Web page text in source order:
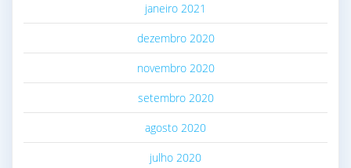
janeiro 2021
dezembro 2020
novembro 2020
setembro 2020
agosto 2020
julho 2020